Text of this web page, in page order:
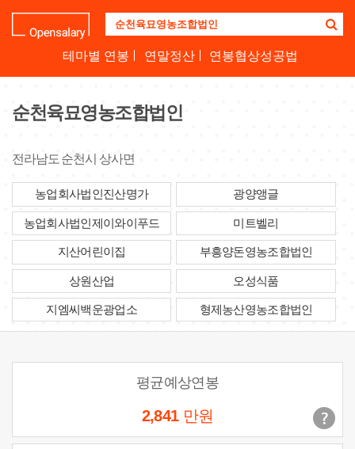
업
명
하
테마별 연봉 연말정산 연봉협상성공법
순천육묘영농조합법인
전라남도 순천시 상사면
농업회사법인진산명가 광양앵글
농업회사법인제이와이푸드 미트벨리
지산어린이집 부흥양돈영농조합법인
상원산업 오성식품
지엠씨백운광업소 형제농산영농조합법인
평균예상연봉
2,841 만원